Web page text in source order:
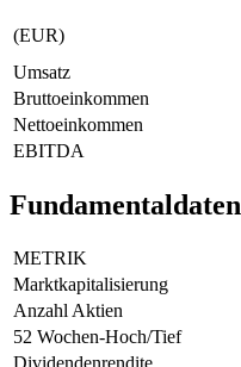
(EUR)
Umsatz
Bruttoeinkommen
Nettoeinkommen
EBITDA
Fundamentaldaten
METRIK
Marktkapitalisierung
Anzahl Aktien
52 Wochen-Hoch/Tief
Dividendenrendite